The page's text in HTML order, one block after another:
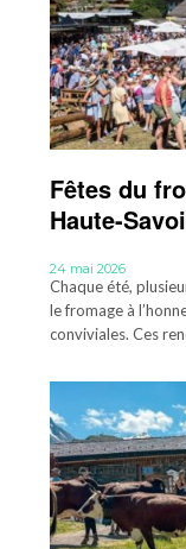
Fêtes du
Haute-
24 mai 2026
Chaque été,
le fromage à
conviviales. Ces